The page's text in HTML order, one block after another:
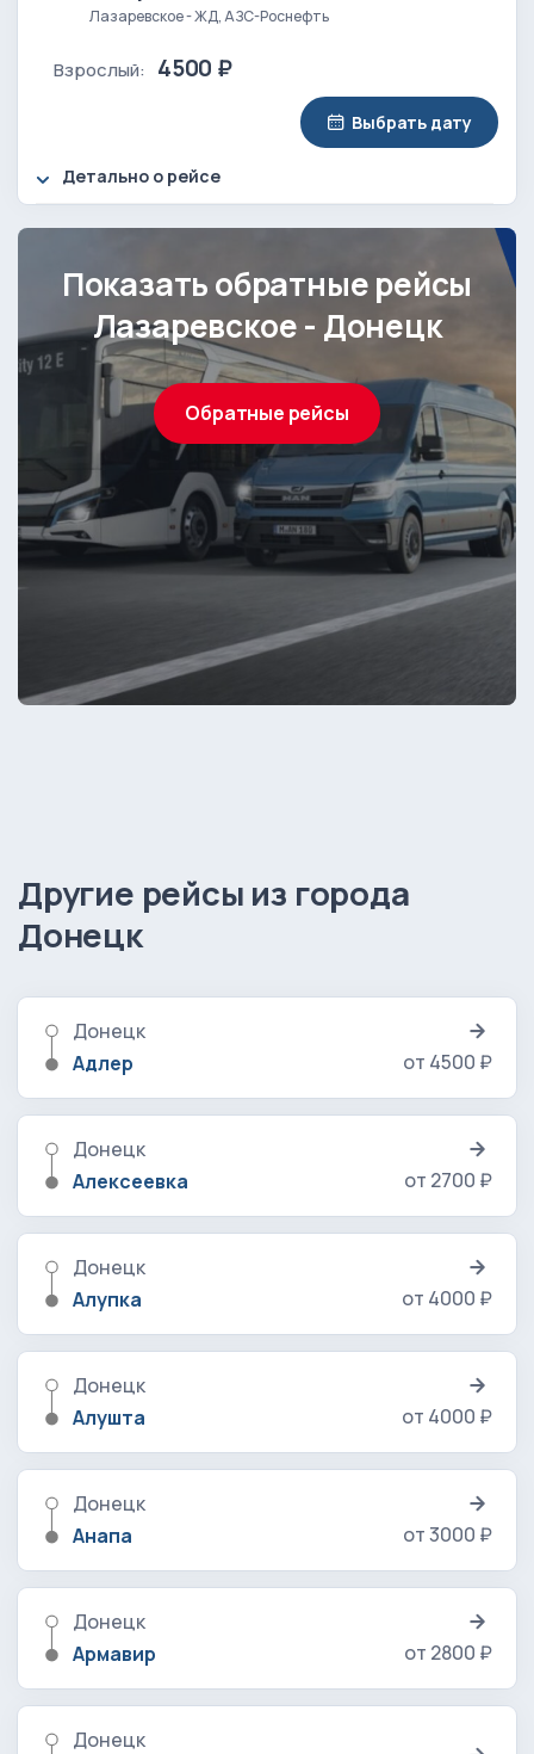
Лазаревское - ЖД, АЗС-Роснефть
Взрослый: 4500 ₽
Выбрать дату
Детально о рейсе
Показать обратные рейсы
Лазаревское - Донецк
Обратные рейсы
Другие рейсы из города
Донецк
Донецк
Адлер
от 4500 ₽
Донецк
Алексеевка
от 2700 ₽
Донецк
Алупка
от 4000 ₽
Донецк
Алушта
от 4000 ₽
Донецк
Анапа
от 3000 ₽
Донецк
Армавир
от 2800 ₽
Донецк